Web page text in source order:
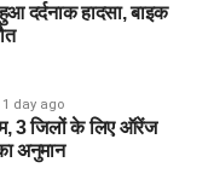
दर्दनाक हादसा, बाइक
1 day ago
3 जिलों के लिए ऑरेंज
अनुमान